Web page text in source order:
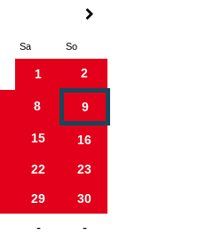
Sa So
1 2
8 9
15 16
22 23
29 30
- -